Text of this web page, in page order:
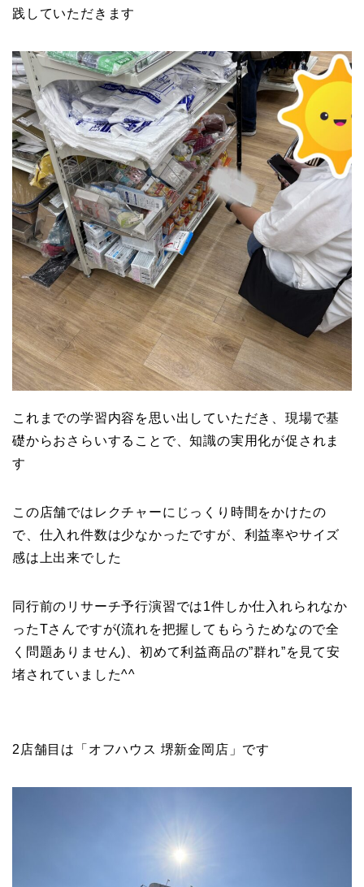
践していただきます
これまでの学習内容を思い出していただき、現場で基
礎からおさらいすることで、知識の実用化が促されま
す
この店舗ではレクチャーにじっくり時間をかけたの
で、仕入れ件数は少なかったですが、利益率やサイズ
感は上出来でした
同行前のリサーチ予行演習では1件しか仕入れられなか
ったTさんですが(流れを把握してもらうためなので全
く問題ありません)、初めて利益商品の”群れ”を見て安
堵されていました^^
2店舗目は「オフハウス 堺新金岡店」です